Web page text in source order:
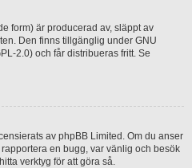
form) är producerad av, släppt av
Den finns tillgänglig under GNU
2.0) och får distribueras fritt. Se
av phpBB Limited. Om du anser
en bugg, var vänlig och besök
verktyg för att göra så.